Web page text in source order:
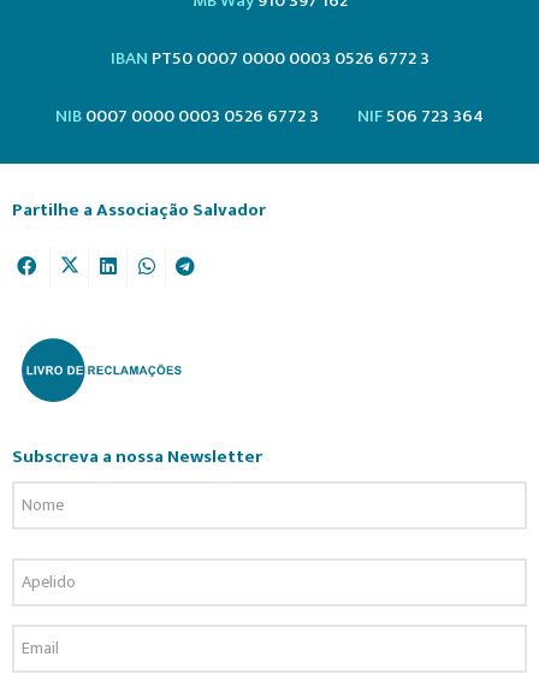
IBAN PT50 0007 0000 0003 0526 6772 3
NIB0007 0000 0003 0526 6772 3 NIF506 723 364
Partilhe a Associação Salvador
Subscreva a nossa Newsletter